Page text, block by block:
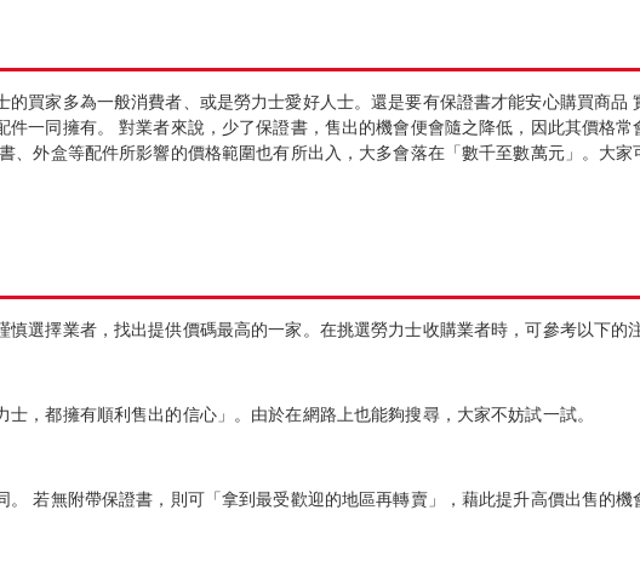
買家多為一般消費者、或是勞力士愛好人士。還是要有保證書才能安心購買商品
一同擁有。 對業者來說，少了保證書，售出的機會便會隨之降低，因此其價格常
、外盒等配件所影響的價格範圍也有所出入，大多會落在「數千至數萬元」。大家
選擇業者，找出提供價碼最高的一家。在挑選勞力士收購業者時，可參考以下的
，都擁有順利售出的信心」。由於在網路上也能夠搜尋，大家不妨試一試。
若無附帶保證書，則可「拿到最受歡迎的地區再轉賣」，藉此提升高價出售的機